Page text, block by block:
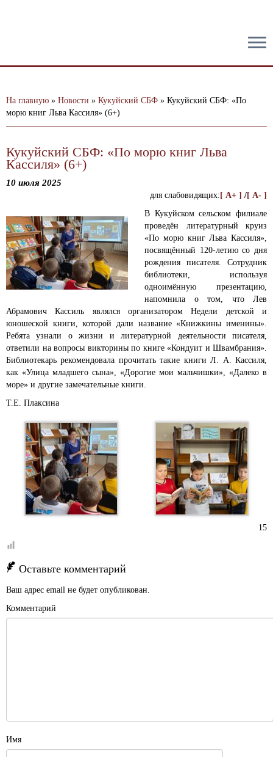
На главную » Новости » Кукуйский СБФ » Кукуйский СБФ: «По
морю книг Льва Кассиля» (6+)
Кукуйский СБФ: «По морю книг Льва
Кассиля» (6+)
10 июля 2025
для слабовидящих: [ A+ ] /[ A- ]
В Кукуйском сельском филиале
проведён литературный круиз
«По морю книг Льва Кассиля»,
посвящённый 120-летию со дня
рождения писателя. Сотрудник
библиотеки, используя
одноимённую презентацию,
напомнила о том, что Лев
Абрамович Кассиль являлся организатором Недели детской и
юношеской книги, которой дали название «Книжкины именины».
Ребята узнали о жизни и литературной деятельности писателя,
ответили на вопросы викторины по книге «Кондуит и Швамбрания».
Библиотекарь рекомендовала прочитать такие книги Л. А. Кассиля,
как «Улица младшего сына», «Дорогие мои мальчишки», «Далеко в
море» и другие замечательные книги.
Т.Е. Плаксина
15
Оставьте комментарий
Ваш адрес email не будет опубликован.
Комментарий
Имя